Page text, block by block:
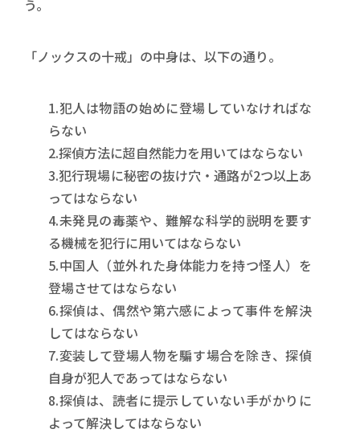
う。
「ノックスの十戒」の中身は、以下の通り。
1.犯人は物語の始めに登場していなければな
らない
2.探偵方法に超自然能力を用いてはならない
3.犯行現場に秘密の抜け穴・通路が2つ以上あ
ってはならない
4.未発見の毒薬や、難解な科学的説明を要す
る機械を犯行に用いてはならない
5.中国人（並外れた身体能力を持つ怪人）を
登場させてはならない
6.探偵は、偶然や第六感によって事件を解決
してはならない
7.変装して登場人物を騙す場合を除き、探偵
自身が犯人であってはならない
8.探偵は、読者に提示していない手がかりに
よって解決してはならない